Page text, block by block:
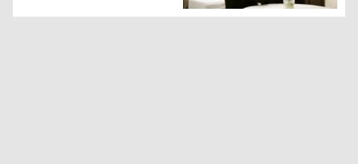
نيجيرفان بارزاني يلتقي ماكرون على هامش مؤتمر ميونيخ للأمن 2026